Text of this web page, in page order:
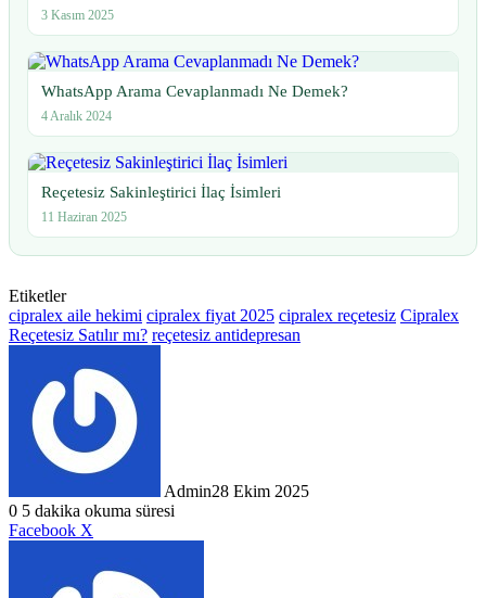
3 Kasım 2025
WhatsApp Arama Cevaplanmadı Ne Demek?
4 Aralık 2024
Reçetesiz Sakinleştirici İlaç İsimleri
11 Haziran 2025
Etiketler
cipralex aile hekimi cipralex fiyat 2025 cipralex reçetesiz Cipralex
Reçetesiz Satılır mı? reçetesiz antidepresan
Admin28 Ekim 2025
0 5 dakika okuma süresi
Facebook X
ile
paylaş